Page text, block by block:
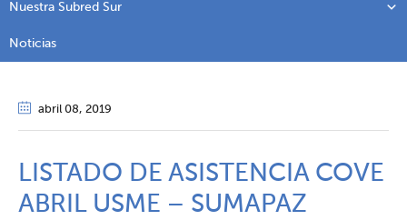
Nuestra Subred Sur
Noticias
abril 08, 2019
LISTADO DE ASISTENCIA COVE
ABRIL USME – SUMAPAZ